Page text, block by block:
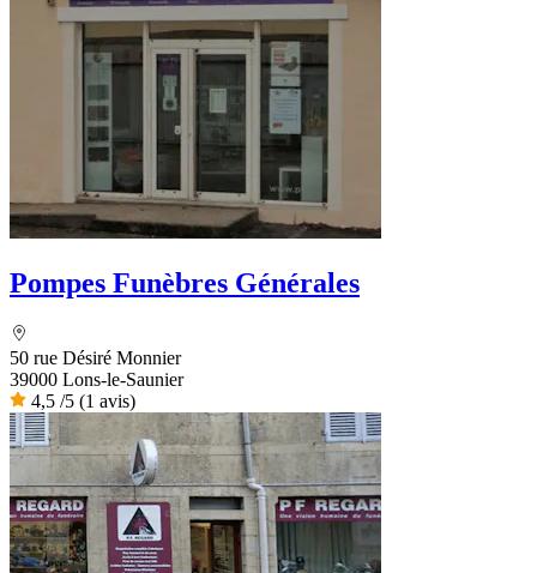
Pompes Funèbres Générales
50 rue Désiré Monnier
39000 Lons-le-Saunier
4,5 /5 (1 avis)